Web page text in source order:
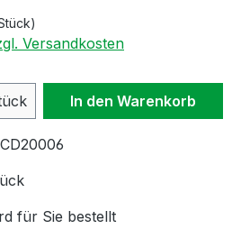
Versandkosten
Gib denIn den Warenkorb
für Sie bestellt